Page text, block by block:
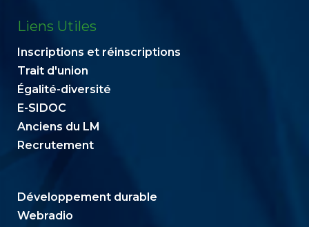
Liens Utiles
Inscriptions et réinscriptions
Trait d'union
Égalité-diversité
E-SIDOC
Anciens du LM
Recrutement
Développement durable
Webradio